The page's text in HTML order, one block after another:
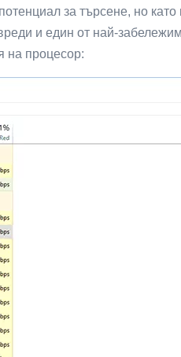
за търсене, но като
и един от най-
на процесор: